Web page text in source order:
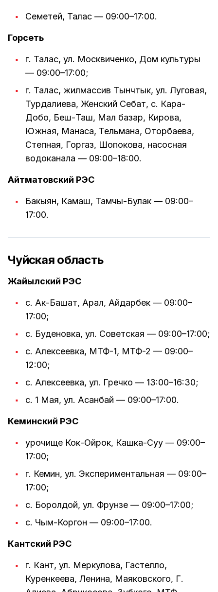
Семетей, Талас — 09:00–17:00.
Горсеть
г. Талас, ул. Москвиченко, Дом культуры
— 09:00–17:00;
г. Талас, жилмассив Тынчтык, ул. Луговая,
Турдалиева, Женский Себат, с. Кара-
Добо, Беш-Таш, Мал базар, Кирова,
Южная, Манаса, Тельмана, Оторбаева,
Степная, Горгаз, Шопокова, насосная
водоканала — 09:00–18:00.
Айтматовский РЭС
Бакыян, Камаш, Тамчы-Булак — 09:00–
17:00.
Чуйская область
Жайылский РЭС
с. Ак-Башат, Арал, Айдарбек — 09:00–
17:00;
с. Буденовка, ул. Советская — 09:00–17:00;
с. Алексеевка, МТФ-1, МТФ-2 — 09:00–
12:00;
с. Алексеевка, ул. Гречко — 13:00–16:30;
с. 1 Мая, ул. Асанбай — 09:00–17:00.
Кеминский РЭС
урочище Кок-Ойрок, Кашка-Суу — 09:00–
17:00;
г. Кемин, ул. Экспериментальная — 09:00–
17:00;
с. Боролдой, ул. Фрунзе — 09:00–17:00;
с. Чым-Коргон — 09:00–17:00.
Кантский РЭС
г. Кант, ул. Меркулова, Гастелло,
Куренкеева, Ленина, Маяковского, Г.